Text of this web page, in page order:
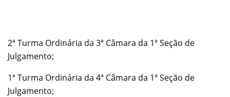
2ª Turma Ordinária da 3ª Câmara da 1ª Seção de
Julgamento;
1ª Turma Ordinária da 4ª Câmara da 1ª Seção de
Julgamento;